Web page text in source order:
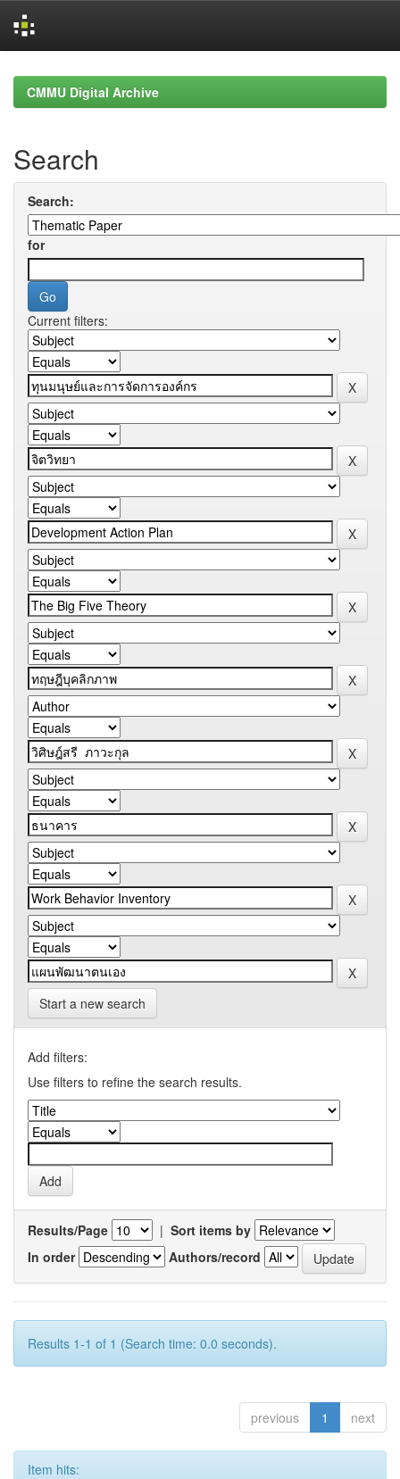
navigationCMMU Digital Archive
Search
Search:
for
Current filters:
Start a new search
Add filters:
Use filters to refine the search results.
Results/Page | Sort items by
In order
Authors/record
Results 1-1 of 1 (Search time: 0.0 seconds).
previous 1 next
Item hits: